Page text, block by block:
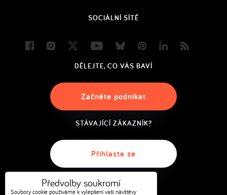
SOCIÁLNÍ SÍTĚ
FacebookInstagram
Twitter YoutubeBlueskyPinterestLinkedIn
DĚLEJTE, CO VÁS BAVÍ
Začněte podnikat
STÁVAJÍCÍ ZÁKAZNÍK?
Přihlaste se
Předvolby soukromí
Soubory cookie používáme k vylepšení vaší návštěvy